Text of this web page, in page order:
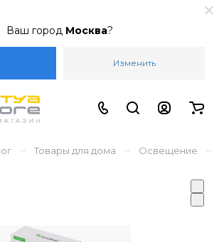
Ваш город Москва?
Изменить
– Товары для дома – Освещение –